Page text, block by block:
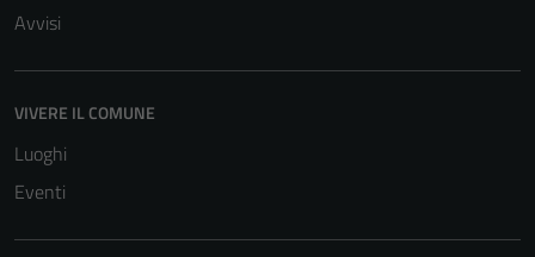
Avvisi
VIVERE IL COMUNE
Luoghi
Eventi